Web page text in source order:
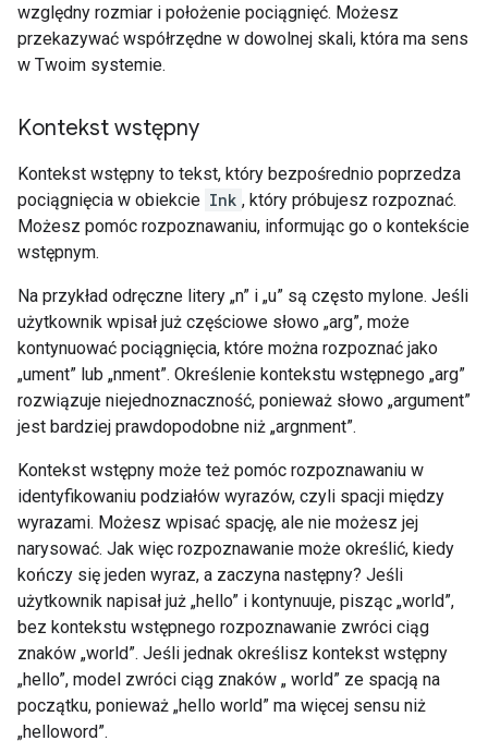
względny rozmiar i położenie pociągnięć. Możesz
przekazywać współrzędne w dowolnej skali, która ma sens
w Twoim systemie.
Kontekst wstępny
Kontekst wstępny to tekst, który bezpośrednio poprzedza
pociągnięcia w obiekcie Ink , który próbujesz rozpoznać.
Możesz pomóc rozpoznawaniu, informując go o kontekście
wstępnym.
Na przykład odręczne litery „n” i „u” są często mylone. Jeśli
użytkownik wpisał już częściowe słowo „arg”, może
kontynuować pociągnięcia, które można rozpoznać jako
„ument” lub „nment”. Określenie kontekstu wstępnego „arg”
rozwiązuje niejednoznaczność, ponieważ słowo „argument”
jest bardziej prawdopodobne niż „argnment”.
Kontekst wstępny może też pomóc rozpoznawaniu w
identyfikowaniu podziałów wyrazów, czyli spacji między
wyrazami. Możesz wpisać spację, ale nie możesz jej
narysować. Jak więc rozpoznawanie może określić, kiedy
kończy się jeden wyraz, a zaczyna następny? Jeśli
użytkownik napisał już „hello” i kontynuuje, pisząc „world”,
bez kontekstu wstępnego rozpoznawanie zwróci ciąg
znaków „world”. Jeśli jednak określisz kontekst wstępny
„hello”, model zwróci ciąg znaków „ world” ze spacją na
początku, ponieważ „hello world” ma więcej sensu niż
„helloword”.